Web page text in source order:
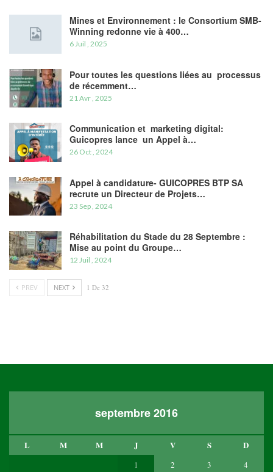
Mines et Environnement : le Consortium SMB-
Winning redonne vie à 400…
6 Juil , 2025
Pour toutes les questions liées au processus
de récemment…
21 Avr , 2025
Communication et marketing digital:
Guicopres lance un Appel à…
26 Oct , 2024
Appel à candidature- GUICOPRES BTP SA
recrute un Directeur de Projets…
23 Sep , 2024
Réhabilitation du Stade du 28 Septembre :
Mise au point du Groupe…
12 Juil , 2024
PREV NEXT 1 De 32
septembre 2016
L M M J V S D
1 2 3
4